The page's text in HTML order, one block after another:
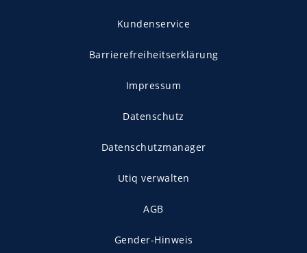
Kundenservice
Barrierefreiheitserklärung
Impressum
Datenschutz
Datenschutzmanager
Utiq verwalten
AGB
Gender-Hinweis